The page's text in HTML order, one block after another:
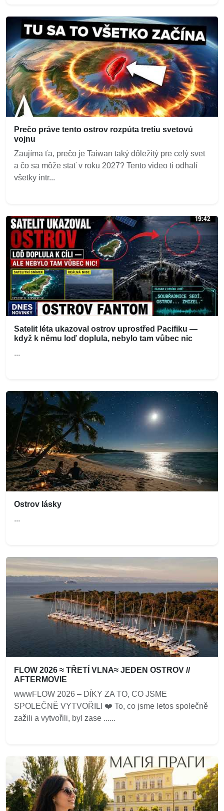
Prečo práve tento ostrov rozpúta tretiu svetovú
vojnu
Zaujíma ťa, prečo je Taiwan taký dôležitý pre celý svet
a čo sa môže stať v roku 2027? Tento video ti odhalí
všetky intr...
Satelit léta ukazoval ostrov uprostřed Pacifiku —
když k němu loď doplula, nebylo tam vůbec nic
...
Ostrov lásky
...
FLOW 2026 ≈ TŘETÍ VLNA≈ JEDEN OSTROV //
AFTERMOVIE
wwwFLOW 2026 – DÍKY ZA TO, CO JSME
SPOLEČNĚ VYTVOŘILI ❤️‍ To, co jsme letos společně
zažili a vytvořili, byl zase ......